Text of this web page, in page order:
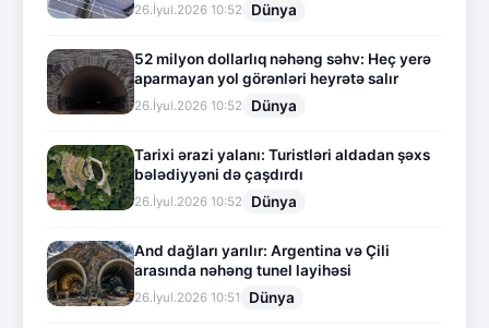
26.İyul.2026 10:52 Dünya
52 milyon dollarlıq nəhəng səhv: Heç yerə
aparmayan yol görənləri heyrətə salır
26.İyul.2026 10:52 Dünya
Tarixi ərazi yalanı: Turistləri aldadan şəxs
bələdiyyəni də çaşdırdı
26.İyul.2026 10:52 Dünya
And dağları yarılır: Argentina və Çili
arasında nəhəng tunel layihəsi
26.İyul.2026 10:51 Dünya